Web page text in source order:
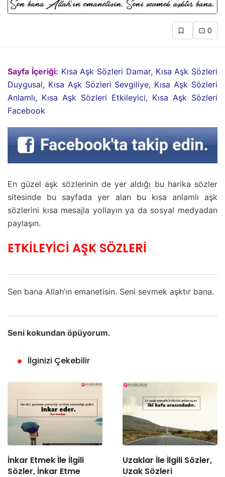
0
Sayfa İçeriği: Kısa Aşk Sözleri Damar, Kısa Aşk Sözleri
Duygusal, Kısa Aşk Sözleri Sevgiliye, Kısa Aşk Sözleri
Anlamlı, Kısa Aşk Sözleri Etkileyici, Kısa Aşk Sözleri
Facebook
En güzel aşk sözlerinin de yer aldığı bu harika sözler
sitesinde bu sayfada yer alan bu kısa anlamlı aşk
sözlerini kısa mesajla yollayın ya da sosyal medyadan
paylaşın.
ETKİLEYİCİ AŞK SÖZLERİ
Sen bana Allah’ın emanetisin. Seni sevmek aşktır bana.
Seni kokundan öpüyorum.
İlginizi Çekebilir
İnkar Etmek İle İlgili
Sözler, İnkar Etme
Uzaklar İle İlgili Sözler,
Uzak Sözleri